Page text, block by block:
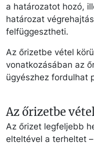
a határozatot hozó,
határozat
felfüggesztheti.
Az őrizetbe vétel
vonatkozásában az
ügyészhez fordulhat
Az őrizetbe
Az őrizet legfeljebb
elteltével a terheltet